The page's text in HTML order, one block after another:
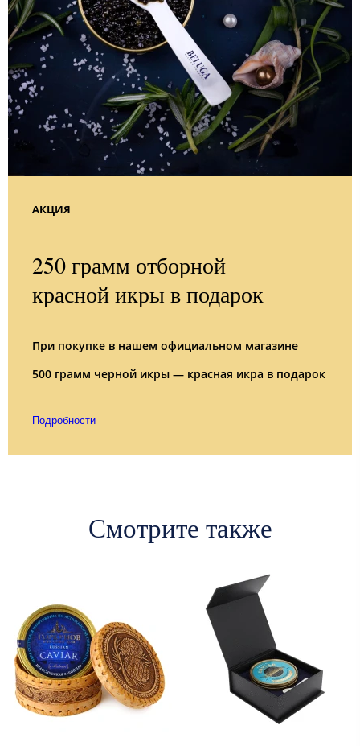
АКЦИЯ
250 грамм отборной
красной икры в подарок
При покупке в нашем официальном магазине
500 грамм черной икры — красная икра в подарок
Подробности
Смотрите также